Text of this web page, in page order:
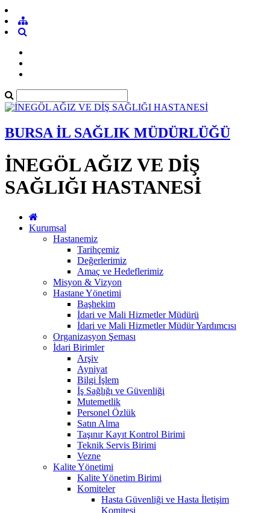
BURSA İL SAĞLIK MÜDÜRLÜĞÜ
İNEGÖL AĞIZ VE DİŞ
SAĞLIĞI HASTANESİ
Kurumsal
Hastanemiz
Tarihçemiz
Değerlerimiz
Amaç ve Hedeflerimiz
Misyon & Vizyon
Hastane Yönetimi
Başhekim
İdari ve Mali Hizmetler Müdürü
İdari ve Mali Hizmetler Müdür Yardımcısı
Organizasyon Şeması
İdari Birimler
Arşiv
Ayniyat
Bilgi İşlem
İş Sağlığı ve Güvenliği
Mutemetlik
Personel Özlük
Satın Alma
Taşınır Kayıt Kontrol Birimi
Teknik Servis Birimi
Vezne
Kalite Yönetimi
Kalite Yönetim Birimi
Komiteler
Hasta Güvenliği ve Hasta İletişim
Komitesi